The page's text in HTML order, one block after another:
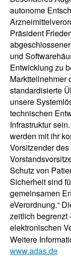
autonome
Präsident
und
Entwicklung zu
Marktteilnehmer
standardisierte
unsere
technischen
Infrastruktur
werden mit ihr
Vorsitzender
Schutz von
Sicherheit sind
gemeinsamen
eVerordnung.“
zeitlich begrenzt
elektronischen
Weitere
www.adas.de